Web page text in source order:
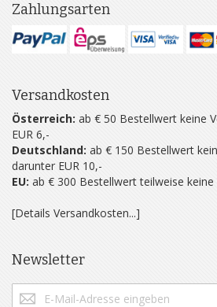
Zahlungsarten
Versandkosten
Österreich: ab € 50 Bestellwert keine
EUR 6,-
Deutschland: ab € 150 Bestellwert
darunter EUR 10,-
EU: ab € 300 Bestellwert teilweise keine
[Details Versandkosten...]
Newsletter